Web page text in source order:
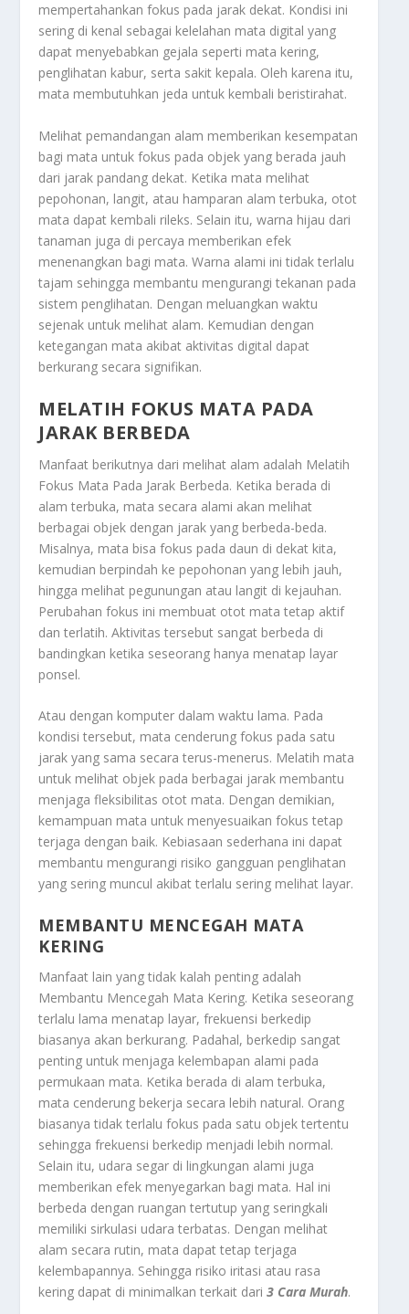
mempertahankan fokus pada jarak dekat. Kondisi ini
sering di kenal sebagai kelelahan mata digital yang
dapat menyebabkan gejala seperti mata kering,
penglihatan kabur, serta sakit kepala. Oleh karena itu,
mata membutuhkan jeda untuk kembali beristirahat.
Melihat pemandangan alam memberikan kesempatan
bagi mata untuk fokus pada objek yang berada jauh
dari jarak pandang dekat. Ketika mata melihat
pepohonan, langit, atau hamparan alam terbuka, otot
mata dapat kembali rileks. Selain itu, warna hijau dari
tanaman juga di percaya memberikan efek
menenangkan bagi mata. Warna alami ini tidak terlalu
tajam sehingga membantu mengurangi tekanan pada
sistem penglihatan. Dengan meluangkan waktu
sejenak untuk melihat alam. Kemudian dengan
ketegangan mata akibat aktivitas digital dapat
berkurang secara signifikan.
MELATIH FOKUS MATA PADA
JARAK BERBEDA
Manfaat berikutnya dari melihat alam adalah Melatih
Fokus Mata Pada Jarak Berbeda. Ketika berada di
alam terbuka, mata secara alami akan melihat
berbagai objek dengan jarak yang berbeda-beda.
Misalnya, mata bisa fokus pada daun di dekat kita,
kemudian berpindah ke pepohonan yang lebih jauh,
hingga melihat pegunungan atau langit di kejauhan.
Perubahan fokus ini membuat otot mata tetap aktif
dan terlatih. Aktivitas tersebut sangat berbeda di
bandingkan ketika seseorang hanya menatap layar
ponsel.
Atau dengan komputer dalam waktu lama. Pada
kondisi tersebut, mata cenderung fokus pada satu
jarak yang sama secara terus-menerus. Melatih mata
untuk melihat objek pada berbagai jarak membantu
menjaga fleksibilitas otot mata. Dengan demikian,
kemampuan mata untuk menyesuaikan fokus tetap
terjaga dengan baik. Kebiasaan sederhana ini dapat
membantu mengurangi risiko gangguan penglihatan
yang sering muncul akibat terlalu sering melihat layar.
MEMBANTU MENCEGAH MATA
KERING
Manfaat lain yang tidak kalah penting adalah
Membantu Mencegah Mata Kering. Ketika seseorang
terlalu lama menatap layar, frekuensi berkedip
biasanya akan berkurang. Padahal, berkedip sangat
penting untuk menjaga kelembapan alami pada
permukaan mata. Ketika berada di alam terbuka,
mata cenderung bekerja secara lebih natural. Orang
biasanya tidak terlalu fokus pada satu objek tertentu
sehingga frekuensi berkedip menjadi lebih normal.
Selain itu, udara segar di lingkungan alami juga
memberikan efek menyegarkan bagi mata. Hal ini
berbeda dengan ruangan tertutup yang seringkali
memiliki sirkulasi udara terbatas. Dengan melihat
alam secara rutin, mata dapat tetap terjaga
kelembapannya. Sehingga risiko iritasi atau rasa
kering dapat di minimalkan terkait dari3 Cara Murah.